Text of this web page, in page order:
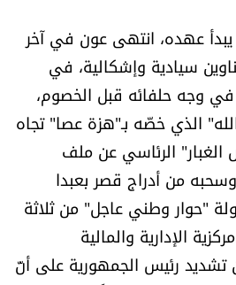
عهده، انتهى عون في آخر
سيادية وإشكالية، في
وجه حلفائه قبل الخصوم،
الذي خصّه بـ"هزة عصا" تجاه
الرئاسي عن ملف
وسحبه من أدراج قصر بعبدا
"حوار وطني عاجل" من ثلاثة
الإدارية والمالية
تشديد رئيس الجمهورية على أنّ